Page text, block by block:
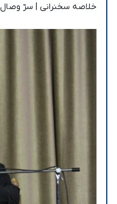
خلاصه سخنرانی | سرّ وصال